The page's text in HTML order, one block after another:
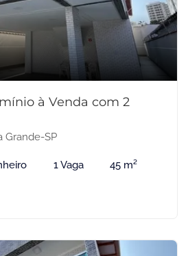
à Venda com 2
Grande-SP
1 Vaga 45 m²